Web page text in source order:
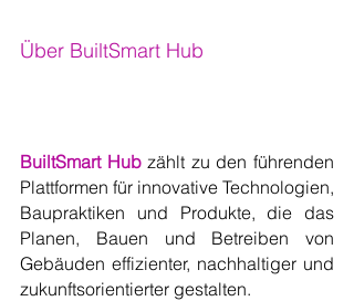
Über BuiltSmart Hub
BuiltSmart Hub zählt zu den führenden
Plattformen für innovative Technologien,
Baupraktiken und Produkte, die das
Planen, Bauen und Betreiben von
Gebäuden effizienter, nachhaltiger und
zukunftsorientierter gestalten.